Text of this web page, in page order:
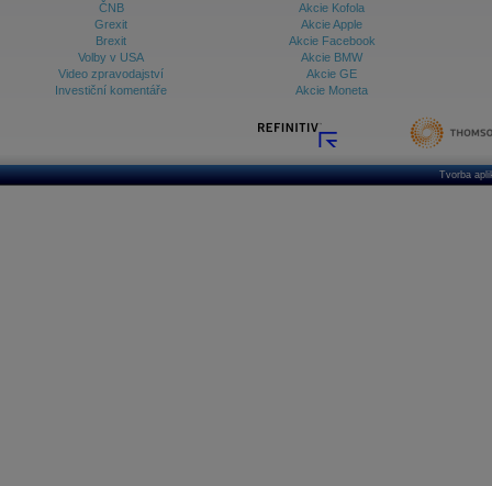
ČNB
Grexit
Brexit
Volby v USA
Video zpravodajství
Investiční komentáře
Akcie Kofola
Akcie Apple
Akcie Facebook
Akcie BMW
Akcie GE
Akcie Moneta
Tvorba